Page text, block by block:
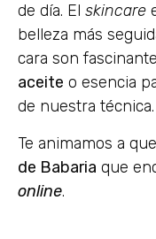
de día. El skincare
belleza más
cara son
aceite o esencia
de nuestra técnica.
Te animamos a
de Babaria que
online.